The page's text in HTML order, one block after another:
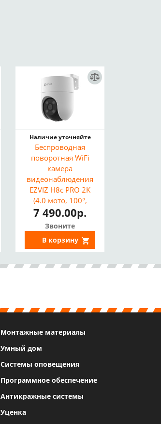
Наличие уточняйте
Беспроводная
поворотная WiFi
камера
видеонаблюдения
EZVIZ H8c PRO 2K
(4.0 мото, 100°,
3(2)Мп, SD,
Двустороннее
аудио, Цвет в
темноте, СЗУ)
7 490.00р.
Звоните
В корзину
Монтажные материалы
Умный дом
Системы оповещения
Программное обеспечение
Антикражные системы
Уценка